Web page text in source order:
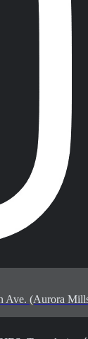
Ave. (Aurora